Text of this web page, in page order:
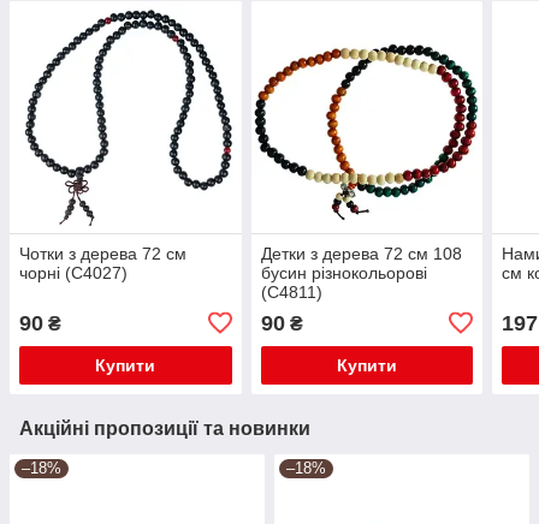
Чотки з дерева 72 см
чорні (C4027)
90 ₴
Купити
Детки з дерева 72 см 108
бусин різнокольорові
(C4811)
90₴
Купити
см
197
Акційні пропозиції та новинки
–18% –18%